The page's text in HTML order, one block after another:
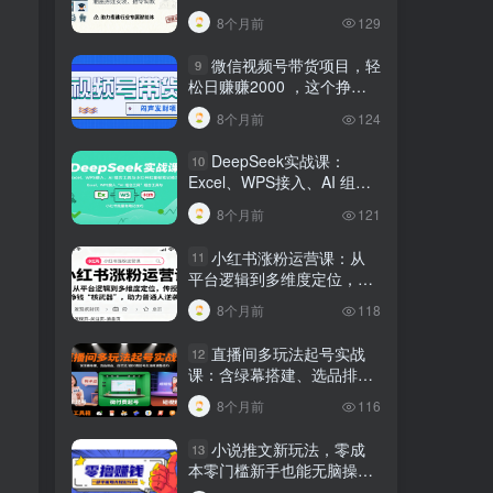
建行业专属智能体
8个月前 129
9 微信视频号带货项目，轻
松日赚赚2000 ，这个挣钱
入口很多伙伴都在闷声发财
8个月前 124
10 DeepSeek实战课：
Excel、WPS接入、AI 组合
工具与小红书批量做笔记技
巧
8个月前 121
11 小红书涨粉运营课：从
平台逻辑到多维度定位，传
授挣钱 “核武器”，助力普通
人逆袭8个月前 118
12 直播间多玩法起号实战
课：含绿幕搭建、选品排
品，自然流/微付费起号及违
规调整技巧
8个月前 116
13 小说推文新玩法，零成
本零门槛新手也能无脑操